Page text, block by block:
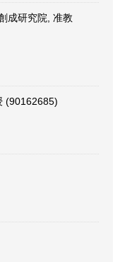
成研究院, 准教
(90162685)